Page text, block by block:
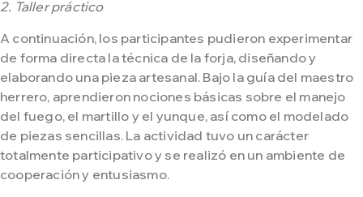
2. Taller práctico
A continuación, los participantes pudieron experimentar
de forma directa la técnica de la forja, diseñando y
elaborando una pieza artesanal. Bajo la guía del maestro
herrero, aprendieron nociones básicas sobre el manejo
del fuego, el martillo y el yunque, así como el modelado
de piezas sencillas. La actividad tuvo un carácter
totalmente participativo y se realizó en un ambiente de
cooperación y entusiasmo.